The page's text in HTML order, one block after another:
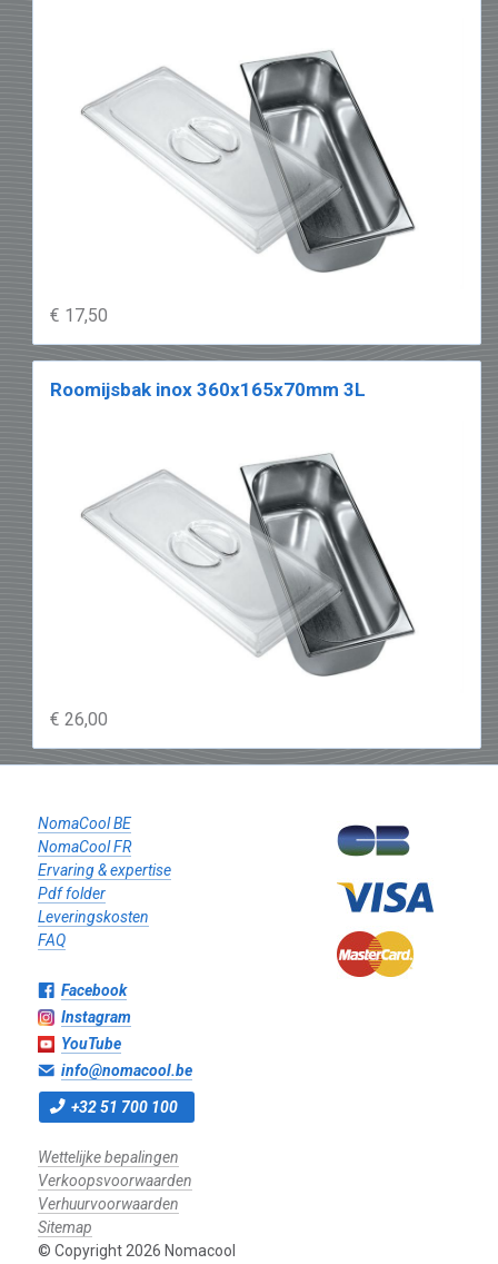
€ 17,50
Roomijsbak inox 360x165x70mm 3L
€ 26,00
NomaCool BE
NomaCool FR
Ervaring & expertise
Pdf folder
Leveringskosten
FAQ
Facebook
Instagram
YouTube
info@nomacool.be
+32 51 700 100
Wettelijke bepalingen
Verkoopsvoorwaarden
Verhuurvoorwaarden
Sitemap
© Copyright 2026 Nomacool